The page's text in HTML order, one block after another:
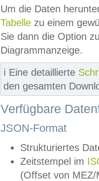
Um die Daten
Tabelle zu einem
Sie dann die Option
Diagrammanzeige.
ℹ️ Eine detaillierte
den gesamten
Verfügbare
JSON-Format
Strukturiertes
Zeitstempel im
(Offset von MEZ/